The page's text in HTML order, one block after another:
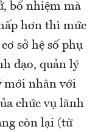
bổ nhiệm mà
hơn thì mức
sở hệ số phụ
đạo, quản lý
mới nhân với
chức vụ lãnh
còn lại (từ